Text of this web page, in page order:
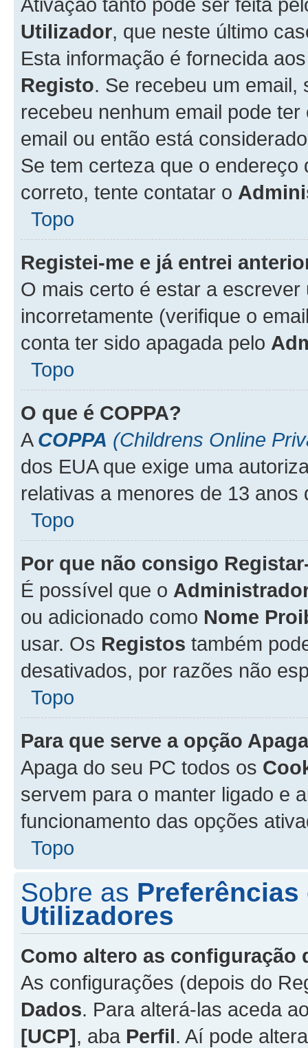
Utilizador, que neste último
Esta informação é fornecida
Registo. Se recebeu um
recebeu nenhum email pode
email ou então está
Se tem certeza que o
correto, tente contatar o
Topo
Registei-me e já entrei
O mais certo é estar a
incorretamente (verifique o
conta ter sido apagada pelo
Topo
O que é COPPA?
A COPPA (Childrens Online
dos EUA que exige uma
relativas a menores de 13 anos
Topo
Por que não consigo
É possível que o
ou adicionado como Nome
usar. Os Registos também
desativados, por razões não
Topo
Para que serve a opção
Apaga do seu PC todos os
servem para o manter ligado e
funcionamento das opções
Topo
Sobre as
Utilizadores
Como altero as configuração
As configurações (depois do
Dados. Para alterá-las aceda
[UCP], aba Perfil. Aí pode